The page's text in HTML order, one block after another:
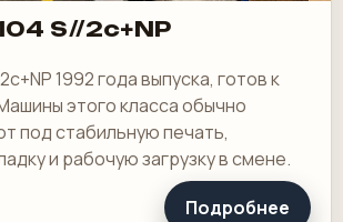
S//2c+NP
1992 года выпуска, готов к
этого класса обычно
под стабильную печать,
и рабочую загрузку в смене.
Подробнее